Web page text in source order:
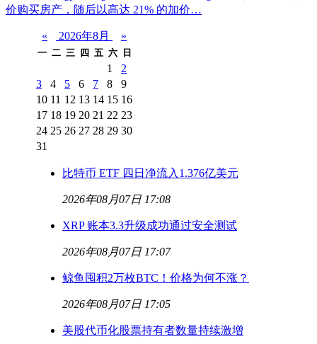
价购买房产，随后以高达 21% 的加价…
« 2026年8月 »
一 二 三 四 五 六 日
1
2
3
4 5 6 7 8
9
10 11 12 13 14 15 16
17 18 19 20 21 22 23
24 25 26 27 28 29 30
31
比特币 ETF 四日净流入1.376亿美元
2026年08月07日 17:08
XRP 账本3.3升级成功通过安全测试
2026年08月07日 17:07
鲸鱼囤积2万枚BTC！价格为何不涨？
2026年08月07日 17:05
美股代币化股票持有者数量持续激增